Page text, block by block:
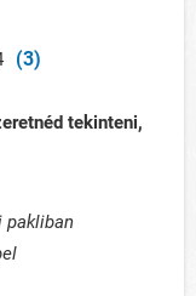
(3)
tekinteni,
pakliban